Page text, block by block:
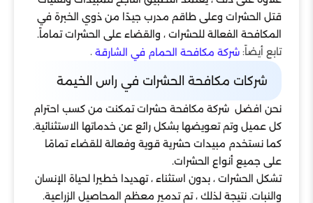
قتل الحشرات وعلى طاقم مدرب جيدًا من ذوي الخبرة في
المكافحة الفعالة للحشرات ، والقضاء على الحشرات تماماً.
تابع أيضاً: شركة مكافحة الحمام في الشارقة .
شركات مكافحة الحشرات في راس الخيمة
نحن افضل شركة مكافحة حشرات تمكنت من كسب احترام
كل عميل وتم تعويضها بشكل رائع عن خدماتها الاستثنائية.
كما نستخدم مبيدات حشرية قوية وفعالة للقضاء تمامًا
على جميع أنواع الحشرات.
تشكل الحشرات ، بدون استثناء ، تهديدا خطيرا لحياة الإنسان
والنبات. نتيجة لذلك ، تم تدمير معظم المحاصيل الزراعية.